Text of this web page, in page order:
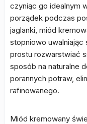
czyniąc go idealnym
porządek podczas
jaglanki, miód
stopniowo uwalniając
prostu rozwarstwiać
sposób na naturalne
porannych potraw,
rafinowanego.
Miód kremowany